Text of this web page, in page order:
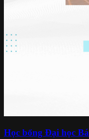
Học bổng Đại học